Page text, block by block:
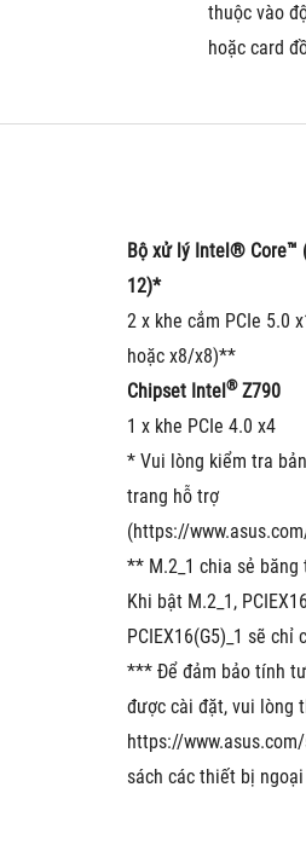
thuộc vào
hoặc card
Bộ xử lý Intel® Core™
12)*
2 x khe cắm PCIe 5.0
hoặc x8/x8)**
Chipset Intel® Z790
1 x khe PCIe 4.0 x4
* Vui lòng kiểm tra
trang hỗ trợ
(https://
** M.2_1 chia sẻ băng
Khi bật M.2_1,
PCIEX16(G5)_1 sẽ chỉ
*** Để đảm bảo tính
được cài đặt, vui lòng
https://
sách các thiết bị